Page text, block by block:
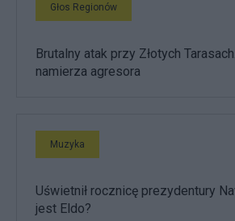
Głos Regionów
Brutalny atak przy Złotych
namierza agresora
Muzyka
Uświetnił rocznicę prezydentury
jest Eldo?